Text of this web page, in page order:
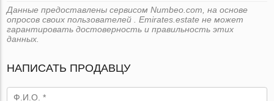
Данные предоставлены сервисом Numbeo.com, на основе
опросов своих пользователей . Emirates.estate не может
гарантировать достоверность и правильность этих
данных.
НАПИСАТЬ ПРОДАВЦУ